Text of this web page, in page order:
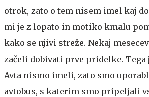
otrok, zato o tem nisem imel kaj
mi je z lopato in motiko kmalu
kako se njivi streže. Nekaj
začeli dobivati prve pridelke. Tega
Avta nismo imeli, zato smo
avtobus, s katerim smo pripeljali